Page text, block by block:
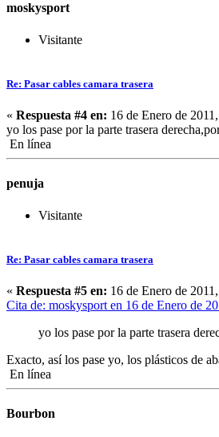
moskysport
Visitante
Re: Pasar cables camara trasera
« Respuesta #4 en: 16 de Enero de
yo los pase por la parte trasera
En línea
penuja
Visitante
Re: Pasar cables camara trasera
« Respuesta #5 en: 16 de Enero de
Cita de: moskysport en 16 de Enero de
yo los pase por la parte trasera
Exacto, así los pase yo, los plásticos de
En línea
Bourbon